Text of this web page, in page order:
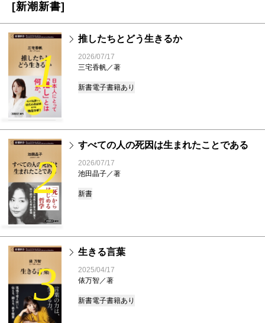
[新潮新書]
1
推したちとどう生きるか
2026/07/17
三宅香帆／著
新書電子書籍あり
2
すべての人の死因は生まれたことである
2026/07/17
池田晶子／著
新書
3
生きる言葉
2025/04/17
俵万智／著
新書電子書籍あり